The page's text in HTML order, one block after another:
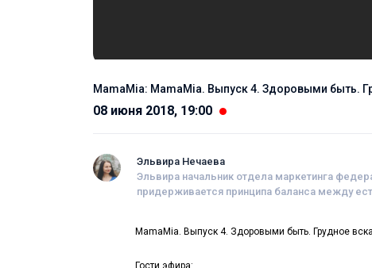
MamaMia: MamaMia. Выпуск 4. Здоровыми быть.
08 июня 2018, 19:00
Эльвира Нечаева
Эльвира начальник отдела маркетинга
придерживается принципа баланса между
MamaMia. Выпуск 4. Здоровыми быть. Грудное
Гости эфира: